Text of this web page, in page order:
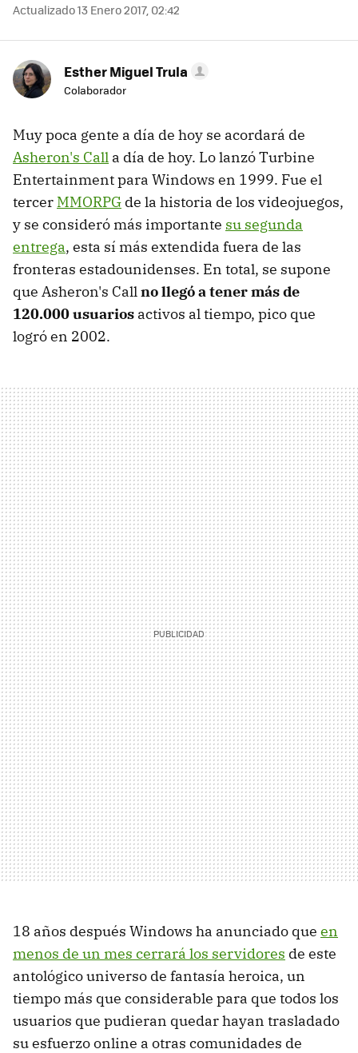
Actualizado 13 Enero 2017, 02:42
Esther Miguel Trula
Colaborador
Muy poca gente a día de hoy se acordará de
Asheron's Call a día de hoy. Lo lanzó Turbine
Entertainment para Windows en 1999. Fue el
tercer MMORPG de la historia de los videojuegos,
y se consideró más importante su segunda
entrega, esta sí más extendida fuera de las
fronteras estadounidenses. En total, se supone
que Asheron's Callno llegó a tener más de
120.000 usuarios activos al tiempo, pico que
logró en 2002.
18 años después Windows ha anunciado que en
menos de un mes cerrará los servidores de este
antológico universo de fantasía heroica, un
tiempo más que considerable para que todos los
usuarios que pudieran quedar hayan trasladado
su esfuerzo online a otras comunidades de